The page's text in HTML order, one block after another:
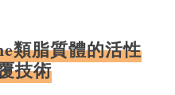
類脂質體的活性
技術